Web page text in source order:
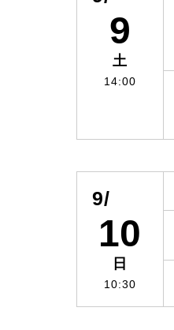
9
土
14:00
9/
10
日
10:30